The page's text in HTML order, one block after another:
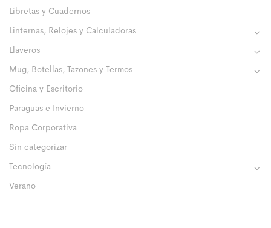
Libretas y Cuadernos
Linternas, Relojes y Calculadoras
Llaveros
Mug, Botellas, Tazones y Termos
Oficina y Escritorio
Paraguas e Invierno
Ropa Corporativa
Sin categorizar
Tecnología
Verano